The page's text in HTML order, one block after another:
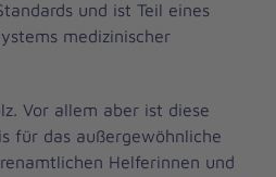
und ist Teil eines
medizinischer
Vor allem aber ist diese
für das außergewöhnliche
Helferinnen und